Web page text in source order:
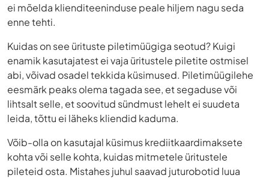
ei mõelda klienditeeninduse peale hiljem nagu seda
enne tehti.
Kuidas on see ürituste piletimüügiga seotud? Kuigi
enamik kasutajatest ei vaja üritustele piletite ostmisel
abi, võivad osadel tekkida küsimused. Piletimüügilehe
eesmärk peaks olema tagada see, et segaduse või
lihtsalt selle, et soovitud sündmust lehelt ei suudeta
leida, tõttu ei läheks kliendid kaduma.
Võib-olla on kasutajal küsimus krediitkaardimaksete
kohta või selle kohta, kuidas mitmetele üritustele
pileteid osta. Mistahes juhul saavad juturobotid luua